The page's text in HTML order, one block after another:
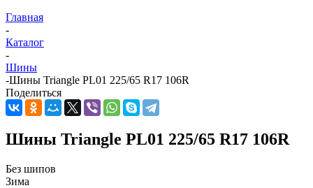
Главная
-
Каталог
-
Шины
-Шины Triangle PL01 225/65 R17 106R
Поделиться
Шины Triangle PL01 225/65 R17 106R
Без шипов
Зима